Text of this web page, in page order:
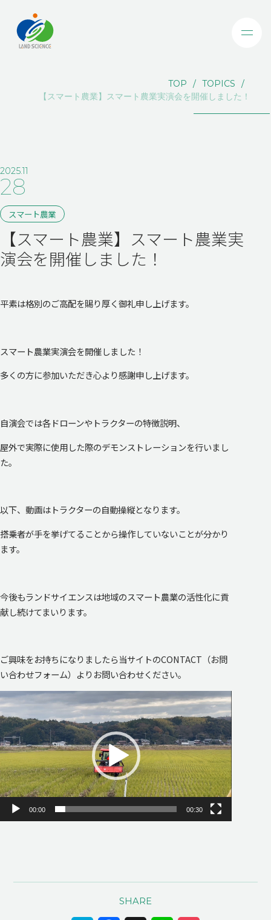
TOP
TOPICS
【スマート農業】スマート農業実演会を開催しました！
2025.11
28
スマート農業
【スマート農業】スマート農業実
演会を開催しました！
平素は格別のご高配を賜り厚く御礼申し上げます。
スマート農業実演会を開催しました！
多くの方に参加いただき心より感謝申し上げます。
自演会では各ドローンやトラクターの特徴説明、
屋外で実際に使用した際のデモンストレーションを行いまし
た。
以下、動画はトラクターの自動操縦となります。
搭乗者が手を挙げてることから操作していないことが分かり
ます。
今後もランドサイエンスは地域のスマート農業の活性化に貢
献し続けてまいります。
ご興味をお持ちになりましたら当サイトのCONTACT（お問
い合わせフォーム）よりお問い合わせください。
動
画
プ
レ
ー
ヤ
00:00 00:30
SHARE